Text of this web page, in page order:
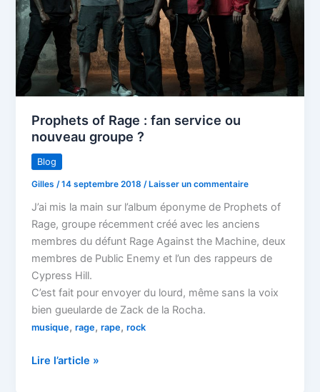
Prophets of Rage : fan service ou
nouveau groupe ?
Blog
Gilles /14 septembre 2018 /Laisser un commentaire
J’ai mis la main sur l’album éponyme de Prophets of
Rage, groupe récemment créé avec les anciens
membres du défunt Rage Against the Machine, deux
membres de Public Enemy et l’un des rappeurs de
Cypress Hill.
C’est fait pour envoyer du lourd, même sans la voix
bien gueularde de Zack de la Rocha.
musique,rage,rape,rock
Prophets
Lire l’article »